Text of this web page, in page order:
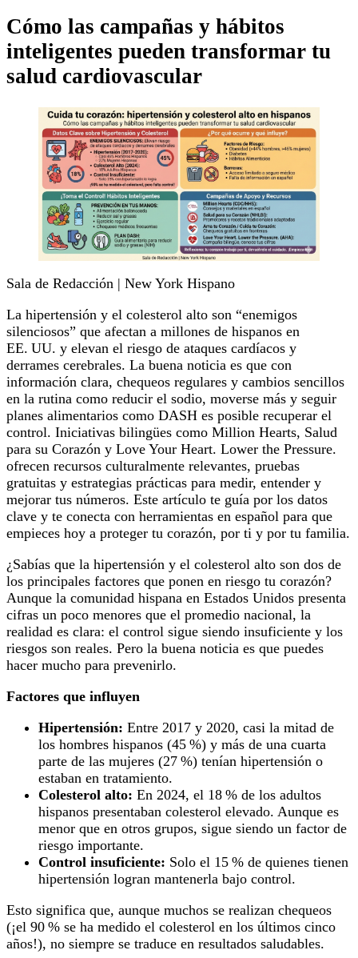
Cómo las campañas y hábitos
inteligentes pueden transformar tu
salud cardiovascular
Sala de Redacción | New York Hispano
La hipertensión y el colesterol alto son “enemigos
silenciosos” que afectan a millones de hispanos en
EE. UU. y elevan el riesgo de ataques cardíacos y
derrames cerebrales. La buena noticia es que con
información clara, chequeos regulares y cambios sencillos
en la rutina como reducir el sodio, moverse más y seguir
planes alimentarios como DASH es posible recuperar el
control. Iniciativas bilingües como Million Hearts, Salud
para su Corazón y Love Your Heart. Lower the Pressure.
ofrecen recursos culturalmente relevantes, pruebas
gratuitas y estrategias prácticas para medir, entender y
mejorar tus números. Este artículo te guía por los datos
clave y te conecta con herramientas en español para que
empieces hoy a proteger tu corazón, por ti y por tu familia.
¿Sabías que la hipertensión y el colesterol alto son dos de
los principales factores que ponen en riesgo tu corazón?
Aunque la comunidad hispana en Estados Unidos presenta
cifras un poco menores que el promedio nacional, la
realidad es clara: el control sigue siendo insuficiente y los
riesgos son reales. Pero la buena noticia es que puedes
hacer mucho para prevenirlo.
Factores que influyen
Hipertensión: Entre 2017 y 2020, casi la mitad de
los hombres hispanos (45 %) y más de una cuarta
parte de las mujeres (27 %) tenían hipertensión o
estaban en tratamiento.
Colesterol alto: En 2024, el 18 % de los adultos
hispanos presentaban colesterol elevado. Aunque es
menor que en otros grupos, sigue siendo un factor de
riesgo importante.
Control insuficiente: Solo el 15 % de quienes tienen
hipertensión logran mantenerla bajo control.
Esto significa que, aunque muchos se realizan chequeos
(¡el 90 % se ha medido el colesterol en los últimos cinco
años!), no siempre se traduce en resultados saludables.